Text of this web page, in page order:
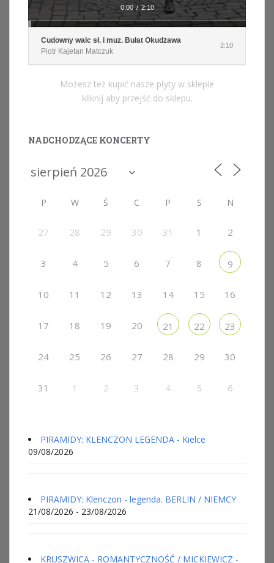
0:00 / 2:10
Cudowny walc sł. i muz. Bułat Okudżawa
Piotr Kajetan Matczuk
2:10
Możesz też kupić nasze płyty w sklepie
kliknij aby przejść do sklepu.
NADCHODZĄCE KONCERTY
P W Ś C P S N
27 28 29 30 31 1 2
3 4 5 6 7 8 9
10 11 12 13 14 15 16
17 18 19 20 21 22 23
24 25 26 27 28 29 30
31 1 2 3 4 5 6
PIRAMIDY: KLENCZON LEGENDA - Kielce
09/08/2026
PIRAMIDY: Klenczon - legenda. BERLIN / NIEMCY
21/08/2026 - 23/08/2026
KRUSZWICA - ROMANTYCZNOŚĆ / MICKIEWICZ -